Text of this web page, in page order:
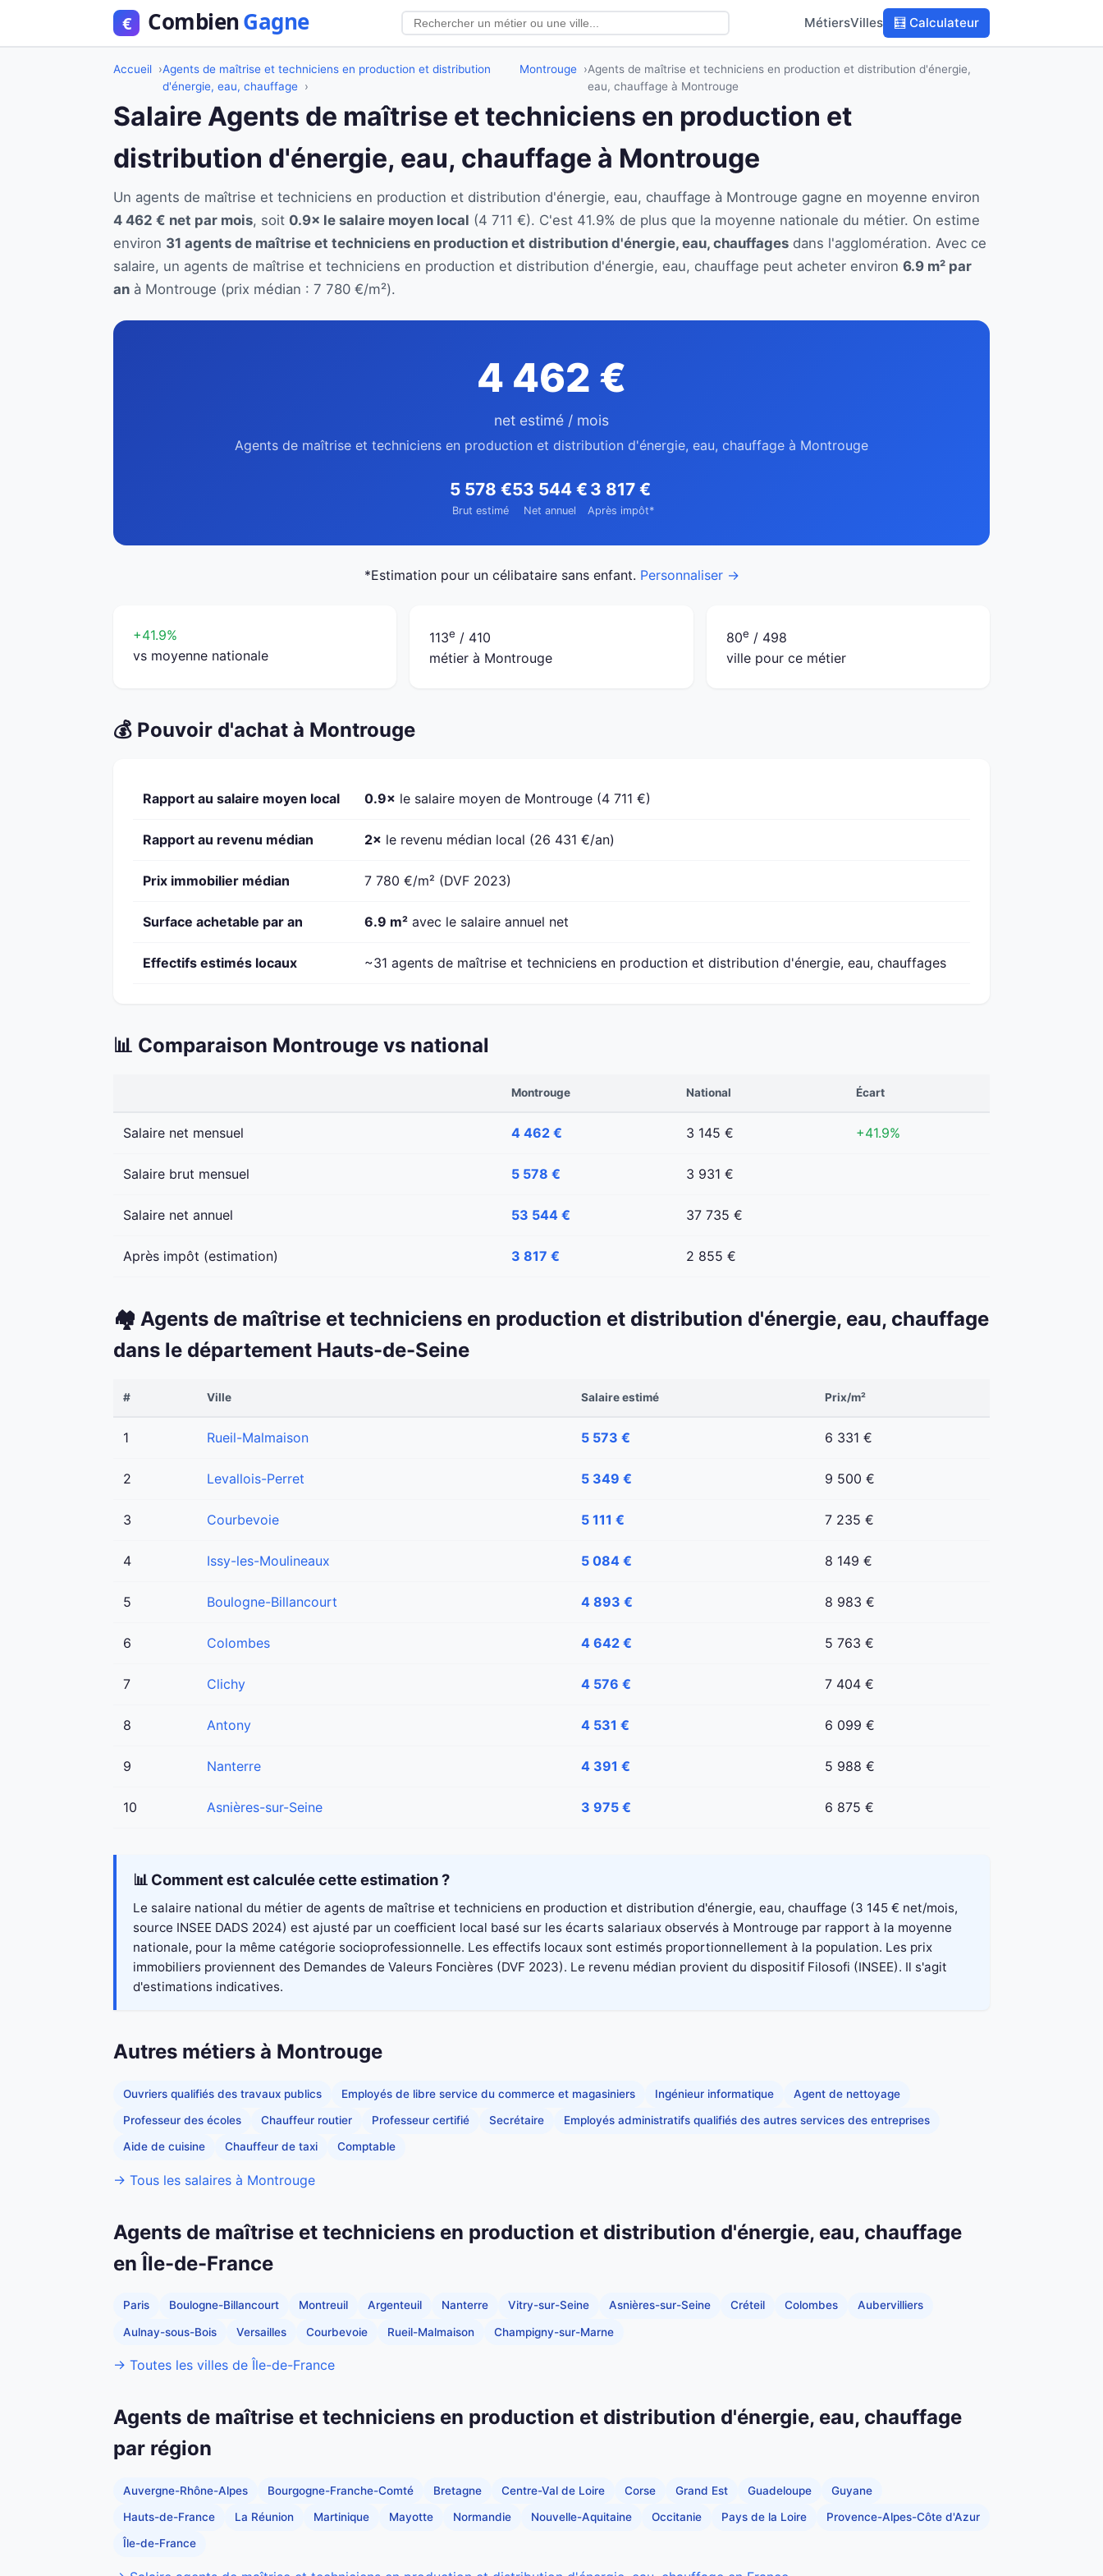
MétiersVilles 🧮 Calculateur
Accueil
Agents de maîtrise et techniciens en production et distribution
d'énergie, eau, chauffage
Montrouge
Agents de maîtrise et techniciens en production et distribution d'énergie,
eau, chauffage à Montrouge
Salaire Agents de maîtrise et techniciens en production et
distribution d'énergie, eau, chauffage à Montrouge
Un agents de maîtrise et techniciens en production et distribution d'énergie, eau, chauffage à Montrouge gagne en moyenne environ
4 462 € net par mois, soit 0.9× le salaire moyen local (4 711 €). C'est 41.9% de plus que la moyenne nationale du métier. On estime
environ 31 agents de maîtrise et techniciens en production et distribution d'énergie, eau, chauffages dans l'agglomération. Avec ce
salaire, un agents de maîtrise et techniciens en production et distribution d'énergie, eau, chauffage peut acheter environ 6.9 m² par
an à Montrouge (prix médian : 7 780 €/m²).
4 462 €
net estimé / mois
Agents de maîtrise et techniciens en production et distribution d'énergie, eau, chauffage à Montrouge
5 578 €
Brut estimé
53 544 €
Net annuel
3 817 €
Après impôt*
*Estimation pour un célibataire sans enfant. Personnaliser →
+41.9%
vs moyenne nationale
113e / 410
métier à Montrouge
80e / 498
ville pour ce métier
💰 Pouvoir d'achat à Montrouge
Rapport au salaire moyen local 0.9× le salaire moyen de Montrouge (4 711 €)
Rapport au revenu médian 2× le revenu médian local (26 431 €/an)
Prix immobilier médian 7 780 €/m² (DVF 2023)
Surface achetable par an 6.9 m² avec le salaire annuel net
Effectifs estimés locaux ~31 agents de maîtrise et techniciens en production et distribution d'énergie, eau, chauffages
📊 Comparaison Montrouge vs national
Montrouge National Écart
Salaire net mensuel 4 462 € 3 145 € +41.9%
Salaire brut mensuel 5 578 € 3 931 €
Salaire net annuel 53 544 € 37 735 €
Après impôt (estimation) 3 817 € 2 855 €
🏘️ Agents de maîtrise et techniciens en production et distribution d'énergie, eau, chauffage
dans le département Hauts-de-Seine
# Ville Salaire estimé Prix/m²
1 Rueil-Malmaison 5 573 € 6 331 €
2 Levallois-Perret 5 349 € 9 500 €
3 Courbevoie 5 111 € 7 235 €
4 Issy-les-Moulineaux 5 084 € 8 149 €
5 Boulogne-Billancourt 4 893 € 8 983 €
6 Colombes 4 642 € 5 763 €
7 Clichy 4 576 € 7 404 €
8 Antony 4 531 € 6 099 €
9 Nanterre 4 391 € 5 988 €
10 Asnières-sur-Seine 3 975 € 6 875 €
📊 Comment est calculée cette estimation ?
Le salaire national du métier de agents de maîtrise et techniciens en production et distribution d'énergie, eau, chauffage (3 145 € net/mois,
source INSEE DADS 2024) est ajusté par un coefficient local basé sur les écarts salariaux observés à Montrouge par rapport à la moyenne
nationale, pour la même catégorie socioprofessionnelle. Les effectifs locaux sont estimés proportionnellement à la population. Les prix
immobiliers proviennent des Demandes de Valeurs Foncières (DVF 2023). Le revenu médian provient du dispositif Filosofi (INSEE). Il s'agit
d'estimations indicatives.
Autres métiers à Montrouge
Ouvriers qualifiés des travaux publics Employés de libre service du commerce et magasiniers Ingénieur informatique Agent de nettoyage
Professeur des écoles Chauffeur routier Professeur certifié Secrétaire Employés administratifs qualifiés des autres services des entreprises
Aide de cuisine Chauffeur de taxi Comptable
→ Tous les salaires à Montrouge
Agents de maîtrise et techniciens en production et distribution d'énergie, eau, chauffage
en Île-de-France
Paris Boulogne-Billancourt Montreuil Argenteuil Nanterre Vitry-sur-Seine Asnières-sur-Seine Créteil Colombes Aubervilliers
Aulnay-sous-Bois Versailles Courbevoie Rueil-Malmaison Champigny-sur-Marne
→ Toutes les villes de Île-de-France
Agents de maîtrise et techniciens en production et distribution d'énergie, eau, chauffage
par région
Auvergne-Rhône-Alpes Bourgogne-Franche-Comté Bretagne Centre-Val de Loire Corse Grand Est Guadeloupe Guyane
Hauts-de-France La Réunion Martinique Mayotte Normandie Nouvelle-Aquitaine Occitanie Pays de la Loire Provence-Alpes-Côte d'Azur
Île-de-France